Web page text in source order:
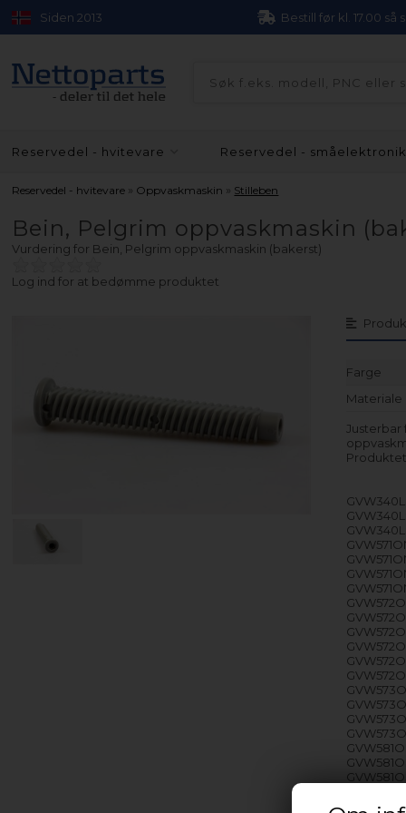
Siden 2013 Bestill før kl. 17.00 så
Reservedel - hvitevare Reservedel -
Reservedel - hvitevare » Oppvaskmaskin » Stilleben
Bein, Pelgrim oppvaskmaskin
Vurdering for Bein, Pelgrim oppvaskmaskin (bakerst)
Log ind for at bedømme produktet
Farge
Materiale
Justerbar